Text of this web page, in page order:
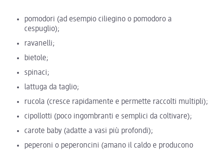
pomodori (ad esempio ciliegino o pomodoro a
cespuglio);
ravanelli;
bietole;
spinaci;
lattuga da taglio;
rucola (cresce rapidamente e permette raccolti multipli);
cipollotti (poco ingombranti e semplici da coltivare);
carote baby (adatte a vasi più profondi);
peperoni o peperoncini (amano il caldo e producono